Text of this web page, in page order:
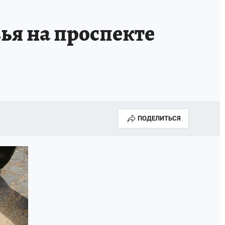
на проспекте
ПОДЕЛИТЬСЯ